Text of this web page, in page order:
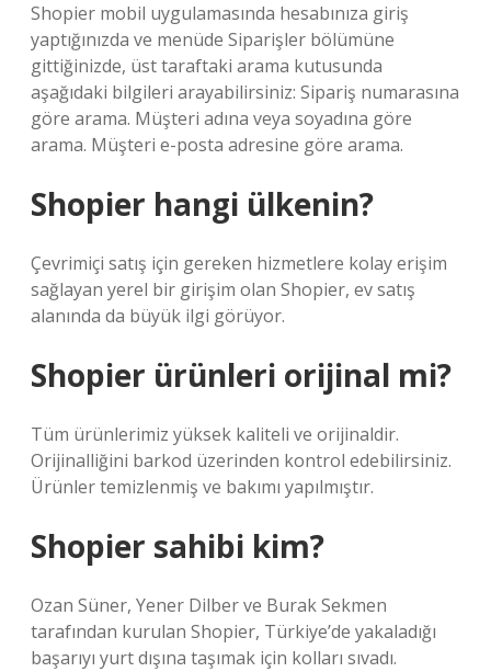
Shopier mobil uygulamasında hesabınıza giriş
yaptığınızda ve menüde Siparişler bölümüne
gittiğinizde, üst taraftaki arama kutusunda
aşağıdaki bilgileri arayabilirsiniz: Sipariş numarasına
göre arama. Müşteri adına veya soyadına göre
arama. Müşteri e-posta adresine göre arama.
Shopier hangi ülkenin?
Çevrimiçi satış için gereken hizmetlere kolay erişim
sağlayan yerel bir girişim olan Shopier, ev satış
alanında da büyük ilgi görüyor.
Shopier ürünleri orijinal mi?
Tüm ürünlerimiz yüksek kaliteli ve orijinaldir.
Orijinalliğini barkod üzerinden kontrol edebilirsiniz.
Ürünler temizlenmiş ve bakımı yapılmıştır.
Shopier sahibi kim?
Ozan Süner, Yener Dilber ve Burak Sekmen
tarafından kurulan Shopier, Türkiye’de yakaladığı
başarıyı yurt dışına taşımak için kolları sıvadı.